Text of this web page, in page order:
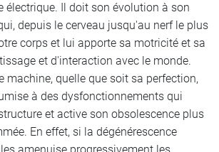
électrique. Il doit son évolution à son
depuis le cerveau jusqu'au nerf le plus
corps et lui apporte sa motricité et sa
et d'interaction avec le monde.
machine, quelle que soit sa perfection,
à des dysfonctionnements qui
et active son obsolescence plus
En effet, si la dégénérescence